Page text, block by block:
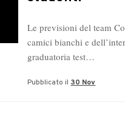
Le previsioni del team
camici bianchi e
graduatoria test…
Pubblicato il 30 Nov